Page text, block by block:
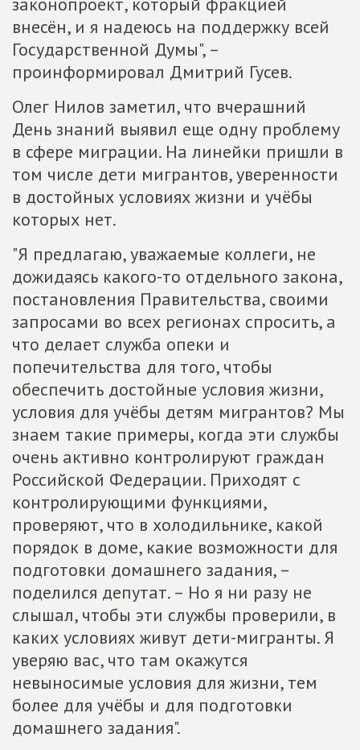
внесён, и я надеюсь на поддержку всей
Государственной Думы", –
проинформировал Дмитрий Гусев.
Олег Нилов заметил, что вчерашний
День знаний выявил еще одну проблему
в сфере миграции. На линейки пришли в
том числе дети мигрантов, уверенности
в достойных условиях жизни и учёбы
которых нет.
"Я предлагаю, уважаемые коллеги, не
дожидаясь какого-то отдельного закона,
постановления Правительства, своими
запросами во всех регионах спросить, а
что делает служба опеки и
попечительства для того, чтобы
обеспечить достойные условия жизни,
условия для учёбы детям мигрантов? Мы
знаем такие примеры, когда эти службы
очень активно контролируют граждан
Российской Федерации. Приходят с
контролирующими функциями,
проверяют, что в холодильнике, какой
порядок в доме, какие возможности для
подготовки домашнего задания, –
поделился депутат. – Но я ни разу не
слышал, чтобы эти службы проверили, в
каких условиях живут дети-мигранты. Я
уверяю вас, что там окажутся
невыносимые условия для жизни, тем
более для учёбы и для подготовки
домашнего задания".